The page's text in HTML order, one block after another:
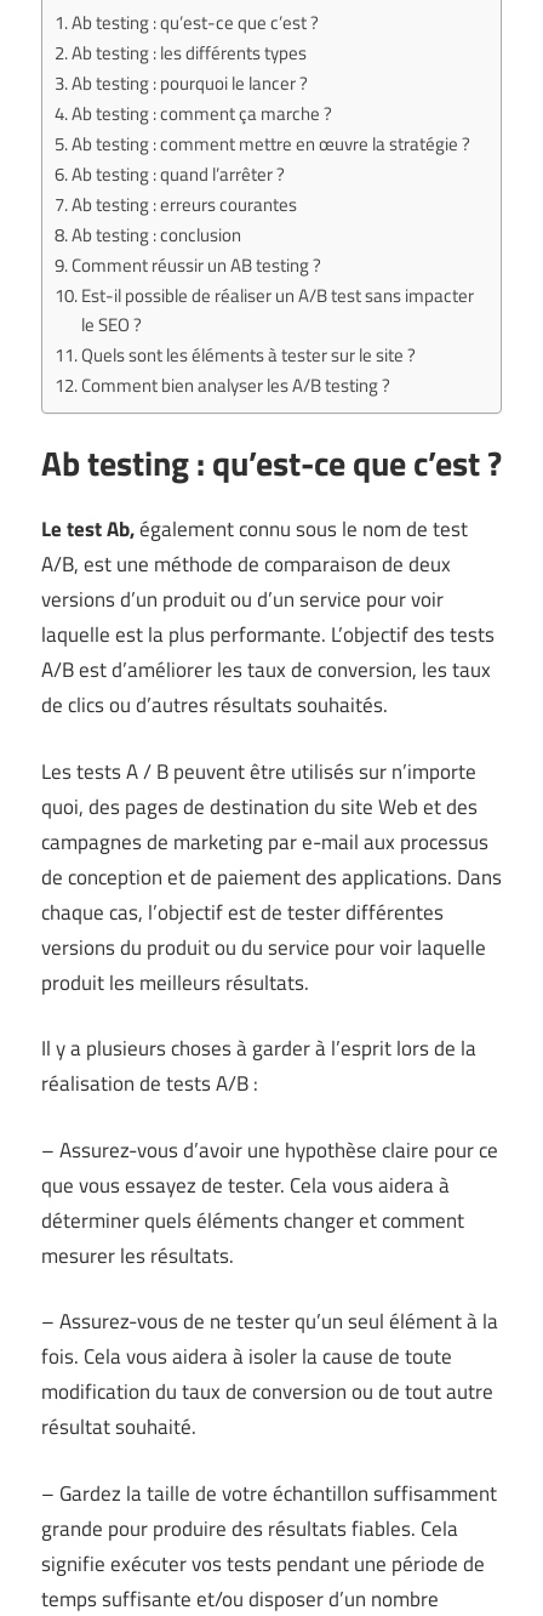
Ab testing : qu’est-ce que c’est ?
Ab testing : les différents types
Ab testing : pourquoi le lancer ?
Ab testing : comment ça marche ?
Ab testing : comment mettre en œuvre la stratégie ?
Ab testing : quand l’arrêter ?
Ab testing : erreurs courantes
Ab testing : conclusion
Comment réussir un AB testing ?
Est-il possible de réaliser un A/B test sans impacter
le SEO ?
Quels sont les éléments à tester sur le site ?
Comment bien analyser les A/B testing ?
Ab testing : qu’est-ce que c’est ?
Le test Ab,également connu sous le nom de test
A/B, est une méthode de comparaison de deux
versions d’un produit ou d’un service pour voir
laquelle est la plus performante. L’objectif des tests
A/B est d’améliorer les taux de conversion, les taux
de clics ou d’autres résultats souhaités.
Les tests A / B peuvent être utilisés sur n’importe
quoi, des pages de destination du site Web et des
campagnes de marketing par e-mail aux processus
de conception et de paiement des applications. Dans
chaque cas, l’objectif est de tester différentes
versions du produit ou du service pour voir laquelle
produit les meilleurs résultats.
Il y a plusieurs choses à garder à l’esprit lors de la
réalisation de tests A/B :
– Assurez-vous d’avoir une hypothèse claire pour ce
que vous essayez de tester. Cela vous aidera à
déterminer quels éléments changer et comment
mesurer les résultats.
– Assurez-vous de ne tester qu’un seul élément à la
fois. Cela vous aidera à isoler la cause de toute
modification du taux de conversion ou de tout autre
résultat souhaité.
– Gardez la taille de votre échantillon suffisamment
grande pour produire des résultats fiables. Cela
signifie exécuter vos tests pendant une période de
temps suffisante et/ou disposer d’un nombre